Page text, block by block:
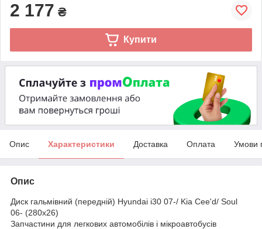
2 177 ₴
Купити
Опис Характеристики Доставка Оплата Умови
Опис
Диск гальмівний (передній) Hyundai i30 07-/ Kia Cee'd/ Soul
06- (280x26)
Запчастини для легкових автомобілів і мікроавтобусів